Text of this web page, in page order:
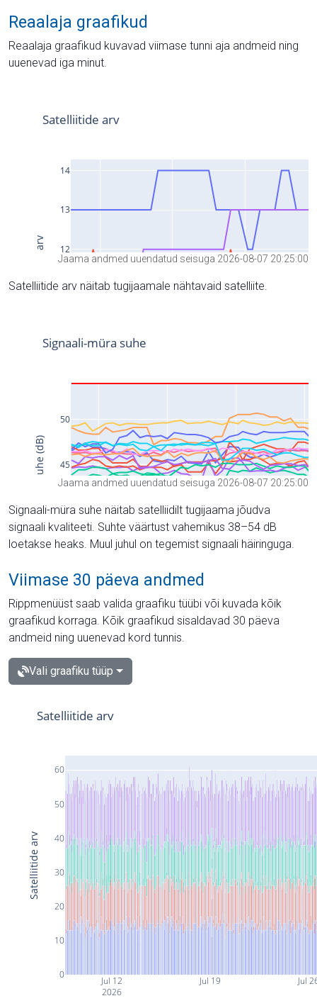
Reaalaja graafikud
Reaalaja graafikud kuvavad viimase tunni aja andmeid ning
uuenevad iga minut.
Jaama andmed uuendatud seisuga 2026-08-07 20:25:00
Satelliitide arv näitab tugijaamale nähtavaid satelliite.
Jaama andmed uuendatud seisuga 2026-08-07 20:25:00
Signaali-müra suhe näitab satelliidilt tugijaama jõudva
signaali kvaliteeti. Suhte väärtust vahemikus 38–54 dB
loetakse heaks. Muul juhul on tegemist signaali häiringuga.
Viimase 30 päeva andmed
Rippmenüüst saab valida graafiku tüübi või kuvada kõik
graafikud korraga. Kõik graafikud sisaldavad 30 päeva
andmeid ning uuenevad kord tunnis.
Vali graafiku tüüp
Jul 12
2026
Jul 19 Jul
0
10
20
30
40
50
60
Satelliitide arv
Satelliitide arv